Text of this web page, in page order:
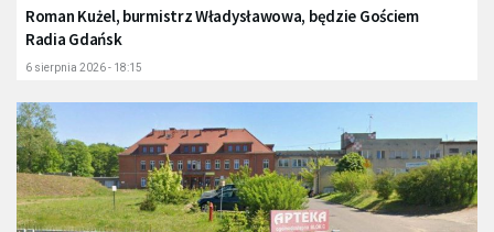
Roman Kużel, burmistrz Władysławowa, będzie Gościem
Radia Gdańsk
6 sierpnia 2026 - 18:15